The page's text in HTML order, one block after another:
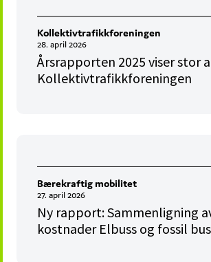
Kollektivtrafikkforeningen
28. april 2026
Årsrapporten 2025 viser stor
Kollektivtrafikkforeningen
Bærekraftig mobilitet
27. april 2026
Ny rapport: Sammenligning
kostnader Elbuss og fossil